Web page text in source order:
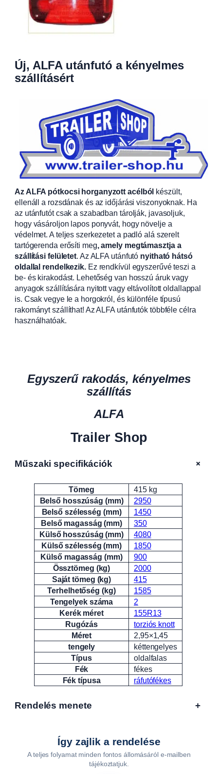
Új, ALFA utánfutó a kényelmes
szállításért
Az ALFA pótkocsi horganyzott acélból készült,
ellenáll a rozsdának és az időjárási viszonyoknak. Ha
az utánfutót csak a szabadban tárolják, javasoljuk,
hogy vásároljon lapos ponyvát, hogy növelje a
védelmet. A teljes szerkezetet a padló alá szerelt
tartógerenda erősíti meg, amely megtámasztja a
szállítási felületet. Az ALFA utánfutó nyitható hátsó
oldallal rendelkezik.Ez rendkívül egyszerűvé teszi a
be- és kirakodást. Lehetőség van hosszú áruk vagy
anyagok szállítására nyitott vagy eltávolított oldallappal
is. Csak vegye le a horgokról, és különféle típusú
rakományt szállíthat! Az ALFA utánfutók többféle célra
használhatóak.
Egyszerű rakodás, kényelmes
szállítás
ALFA
Trailer Shop
Műszaki specifikációk +
Attribútumok Érték
Tömeg
415 kg
Belső hosszúság (mm)
2950
Belső szélesség (mm)
1450
Belső magasság (mm)
350
Külső hosszúság (mm)
4080
Külső szélesség (mm)
1850
Külső magasság (mm)
900
Össztömeg (kg)
2000
Saját tömeg (kg)
415
Terhelhetőség (kg)
1585
Tengelyek száma
2
Kerék méret
155R13
Rugózás
torziós knott
Méret
2,95×1,45
tengely
kéttengelyes
Típus
oldalfalas
Fék
fékes
Fék típusa
ráfutófékes
Rendelés menete +
Így zajlik a rendelése
A teljes folyamat minden fontos állomásáról e-mailben
tájékoztatjuk.